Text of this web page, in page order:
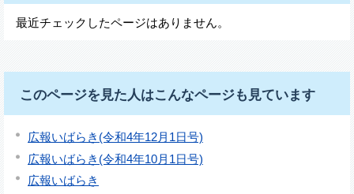
最近チェックしたページはありません。
このページを見た人はこんなページも見ています
広報いばらき(令和4年12月1日号)
広報いばらき(令和4年10月1日号)
広報いばらき